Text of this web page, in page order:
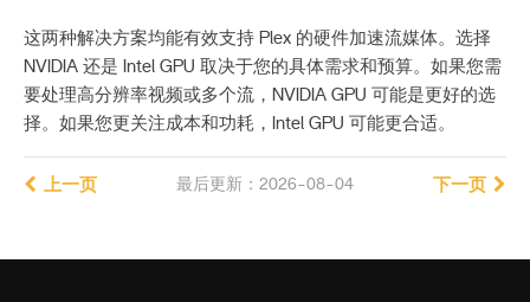
这两种解决方案均能有效支持 Plex 的硬件加速流媒体。选择
NVIDIA 还是 Intel GPU 取决于您的具体需求和预算。如果您需
要处理高分辨率视频或多个流，NVIDIA GPU 可能是更好的选
择。如果您更关注成本和功耗，Intel GPU 可能更合适。
最后更新：2026-08-04
上一页 下一页